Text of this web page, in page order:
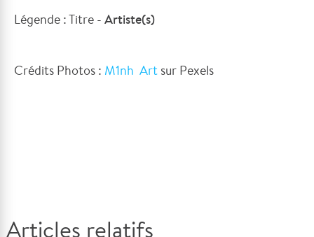
Légende : Titre - Artiste(s)
Crédits Photos : M1nh Art sur Pexels
Articles relatifs